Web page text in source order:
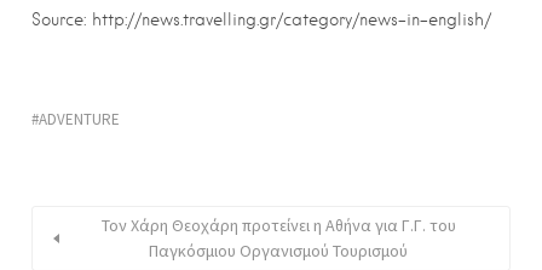
Source: http://news.travelling.gr/category/news-in-english/
ADVENTURE
Τον Χάρη Θεοχάρη προτείνει η Αθήνα για Γ.Γ. του
Παγκόσμιου Οργανισμού Τουρισμού